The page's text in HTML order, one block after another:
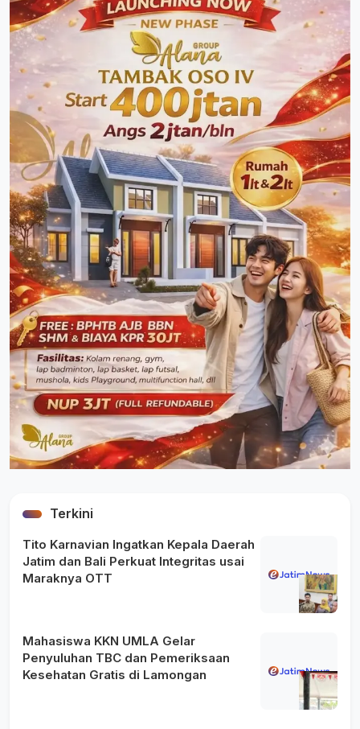
Terkini
Tito Karnavian Ingatkan Kepala Daerah
Jatim dan Bali Perkuat Integritas usai
Maraknya OTT
Mahasiswa KKN UMLA Gelar
Penyuluhan TBC dan Pemeriksaan
Kesehatan Gratis di Lamongan